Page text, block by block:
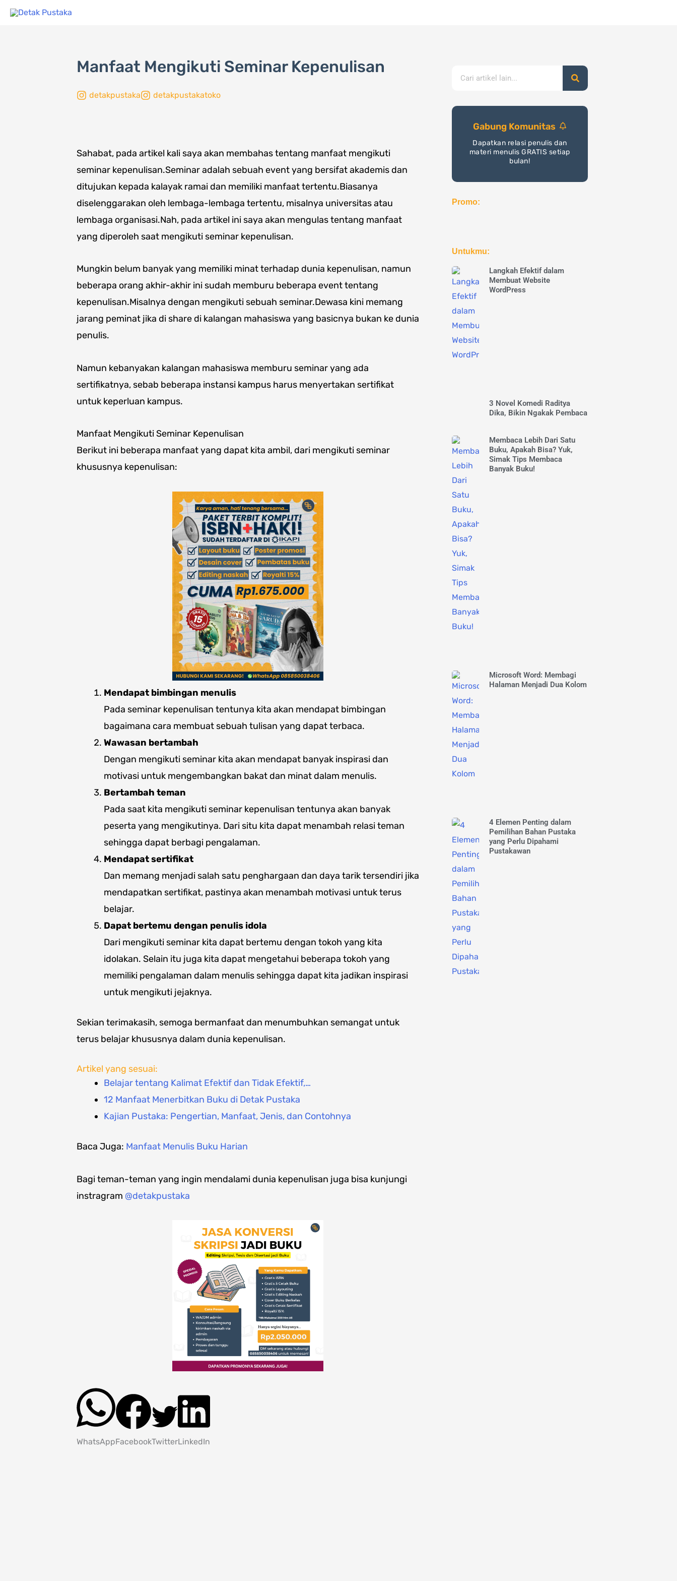
Lewati
Manfaat Mengikuti Seminar Kepenulisan
detakpustaka detakpustakatoko
Sahabat, pada artikel kali saya akan membahas tentang manfaat mengikuti
seminar kepenulisan.Seminar adalah sebuah event yang bersifat akademis dan
ditujukan kepada kalayak ramai dan memiliki manfaat tertentu.Biasanya
diselenggarakan oleh lembaga-lembaga tertentu, misalnya universitas atau
lembaga organisasi.Nah, pada artikel ini saya akan mengulas tentang manfaat
yang diperoleh saat mengikuti seminar kepenulisan.
Mungkin belum banyak yang memiliki minat terhadap dunia kepenulisan, namun
beberapa orang akhir-akhir ini sudah memburu beberapa event tentang
kepenulisan.Misalnya dengan mengikuti sebuah seminar.Dewasa kini memang
jarang peminat jika di share di kalangan mahasiswa yang basicnya bukan ke dunia
penulis.
Namun kebanyakan kalangan mahasiswa memburu seminar yang ada
sertifikatnya, sebab beberapa instansi kampus harus menyertakan sertifikat
untuk keperluan kampus.
Manfaat Mengikuti Seminar Kepenulisan
Berikut ini beberapa manfaat yang dapat kita ambil, dari mengikuti seminar
khususnya kepenulisan:
Mendapat bimbingan menulis
Pada seminar kepenulisan tentunya kita akan mendapat bimbingan
bagaimana cara membuat sebuah tulisan yang dapat terbaca.
Wawasan bertambah
Dengan mengikuti seminar kita akan mendapat banyak inspirasi dan
motivasi untuk mengembangkan bakat dan minat dalam menulis.
Bertambah teman
Pada saat kita mengikuti seminar kepenulisan tentunya akan banyak
peserta yang mengikutinya. Dari situ kita dapat menambah relasi teman
sehingga dapat berbagi pengalaman.
Mendapat sertifikat
Dan memang menjadi salah satu penghargaan dan daya tarik tersendiri jika
mendapatkan sertifikat, pastinya akan menambah motivasi untuk terus
belajar.
Dapat bertemu dengan penulis idola
Dari mengikuti seminar kita dapat bertemu dengan tokoh yang kita
idolakan. Selain itu juga kita dapat mengetahui beberapa tokoh yang
memiliki pengalaman dalam menulis sehingga dapat kita jadikan inspirasi
untuk mengikuti jejaknya.
Sekian terimakasih, semoga bermanfaat dan menumbuhkan semangat untuk
terus belajar khususnya dalam dunia kepenulisan.
Artikel yang sesuai:
Belajar tentang Kalimat Efektif dan Tidak Efektif,…
12 Manfaat Menerbitkan Buku di Detak Pustaka
Kajian Pustaka: Pengertian, Manfaat, Jenis, dan Contohnya
Baca Juga: Manfaat Menulis Buku Harian
Bagi teman-teman yang ingin mendalami dunia kepenulisan juga bisa kunjungi
instragram @detakpustaka
WhatsAppFacebookTwitterLinkedIn
Gabung Komunitas
Dapatkan relasi penulis dan
materi menulis GRATIS setiap
bulan!
Promo:
Untukmu:
Langkah Efektif dalam
Membuat Website
WordPress
3 Novel Komedi Raditya
Dika, Bikin Ngakak Pembaca
Membaca Lebih Dari Satu
Buku, Apakah Bisa? Yuk,
Simak Tips Membaca
Banyak Buku!
Microsoft Word: Membagi
Halaman Menjadi Dua Kolom
4 Elemen Penting dalam
Pemilihan Bahan Pustaka
yang Perlu Dipahami
Pustakawan